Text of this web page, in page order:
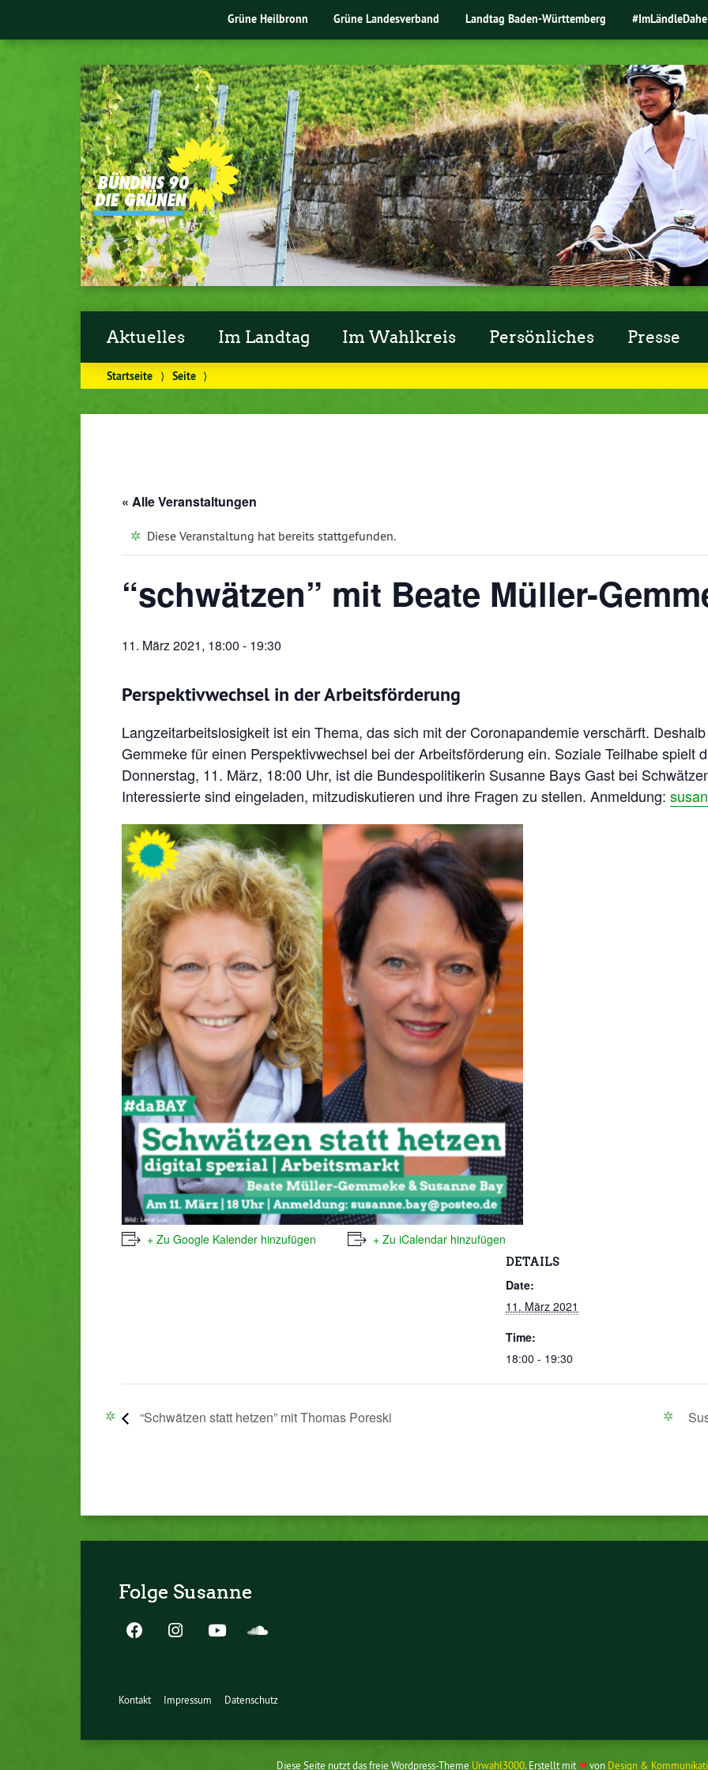
Grüne Heilbronn Grüne Landesverband Landtag Baden-Württemberg
Aktuelles Im Landtag Im Wahlkreis Persönliches Presse
Startseite ⟩ Seite ⟩
« Alle Veranstaltungen
Diese Veranstaltung hat bereits stattgefunden.
“schwätzen” mit Beate Müller-
11. März 2021, 18:00 - 19:30
Perspektivwechsel in der Arbeitsförderung
Langzeitarbeitslosigkeit ist ein Thema, das sich mit der Coronapandemie verschärft.
Gemmeke für einen Perspektivwechsel bei der Arbeitsförderung ein. Soziale Teilhabe spielt
Donnerstag, 11. März, 18:00 Uhr, ist die Bundespolitikerin Susanne Bays Gast bei
Interessierte sind eingeladen, mitzudiskutieren und ihre Fragen zu stellen. Anmeldung:
+ Zu Google Kalender hinzufügen + Zu iCalendar hinzufügen
DETAILS
Date:
11. März 2021
Time:
18:00 - 19:30
“Schwätzen statt hetzen” mit Thomas Poreski
Folge Susanne
Kontakt Impressum Datenschutz
Diese Seite nutzt das freie Wordpress-Theme Urwahl3000. Erstellt mit❤ von Design &